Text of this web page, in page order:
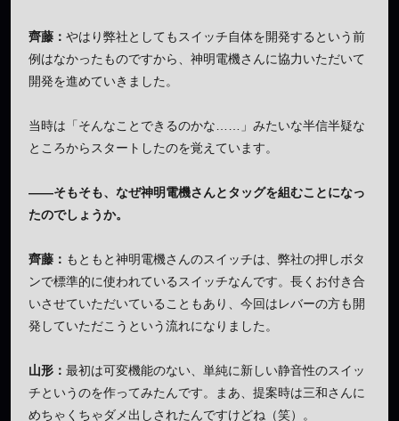
齊藤： やはり弊社としてもスイッチ自体を開発するという前
例はなかったものですから、神明電機さんに協力いただいて
開発を進めていきました。
当時は「そんなことできるのかな……」みたいな半信半疑な
ところからスタートしたのを覚えています。
——そもそも、なぜ神明電機さんとタッグを組むことになっ
たのでしょうか。
齊藤： もともと神明電機さんのスイッチは、弊社の押しボタ
ンで標準的に使われているスイッチなんです。長くお付き合
いさせていただいていることもあり、今回はレバーの方も開
発していただこうという流れになりました。
山形： 最初は可変機能のない、単純に新しい静音性のスイッ
チというのを作ってみたんです。まあ、提案時は三和さんに
めちゃくちゃダメ出しされたんですけどね（笑）。